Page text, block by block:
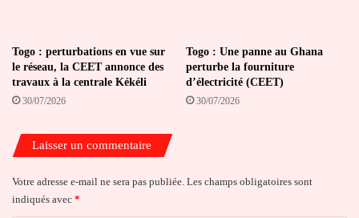
Togo : perturbations en vue sur
le réseau, la CEET annonce des
travaux à la centrale Kékéli
30/07/2026
Togo : Une panne au Ghana
perturbe la fourniture
d’électricité (CEET)
30/07/2026
Laisser un commentaire
Votre adresse e-mail ne sera pas publiée. Les champs obligatoires sont
indiqués avec *